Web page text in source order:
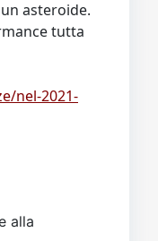
asteroide.
tutta
nel-2021-
alla